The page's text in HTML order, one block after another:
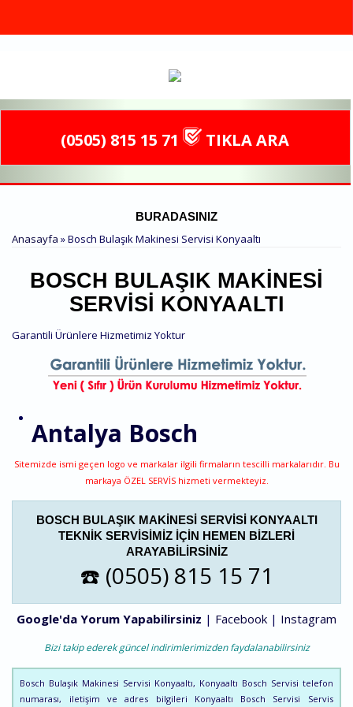
(0505) 815 15 71 TIKLA ARA
BURADASINIZ
Anasayfa » Bosch Bulaşık Makinesi Servisi Konyaaltı
BOSCH BULAŞIK MAKINESI
SERVISI KONYAALTI
Garantili Ürünlere Hizmetimiz Yoktur
Antalya Bosch
Sitemizde ismi geçen logo ve markalar ilgili firmaların tescilli markalarıdır. Bu
markaya ÖZEL SERVİS hizmeti vermekteyiz.
BOSCH BULAŞIK MAKINESI SERVISI KONYAALTI
TEKNIK SERVISIMIZ IÇIN HEMEN BIZLERI
ARAYABILIRSINIZ
☎️ (0505) 815 15 71
Google'da Yorum Yapabilirsiniz | Facebook | Instagram
Bizi takip ederek güncel indirimlerimizden faydalanabilirsiniz
Bosch Bulaşık Makinesi Servisi Konyaaltı, Konyaaltı Bosch Servisi telefon
numarası, iletişim ve adres bilgileri Konyaaltı Bosch Servisi Servis